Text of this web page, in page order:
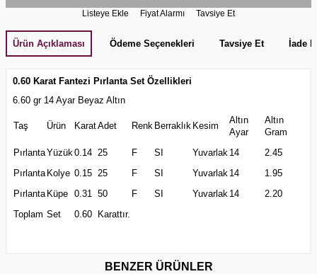
Listeye Ekle Fiyat Alarmı Tavsiye Et
Ürün Açıklaması Ödeme Seçenekleri Tavsiye Et İade
0.60 Karat Fantezi Pırlanta Set Özellikleri
6.60 gr 14 Ayar Beyaz Altın
Taş Ürün KaratAdet Renk Berraklık Kesim
Altın
Ayar
Altın
Gram
PırlantaYüzük 0.14 25 F SI Yuvarlak 14
2.45
Pırlanta Kolye 0.15 25 F SI Yuvarlak 14
1.95
Pırlanta Küpe 0.31 50 F SI Yuvarlak 14
2.20
Toplam Set 0.60 Karattır.
BENZER ÜRÜNLER